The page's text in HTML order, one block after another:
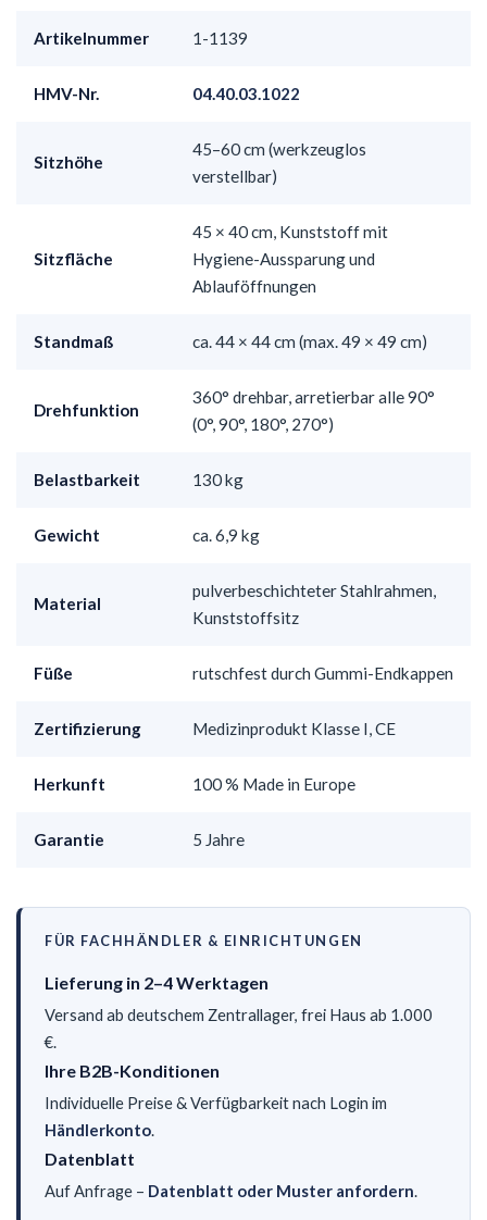
Artikelnummer 1-1139
HMV-Nr. 04.40.03.1022
Sitzhöhe
45–60 cm (werkzeuglos
verstellbar)
Sitzfläche
45 × 40 cm, Kunststoff mit
Hygiene-Aussparung und
Ablauföffnungen
Standmaß ca. 44 × 44 cm (max. 49 × 49 cm)
Drehfunktion
360° drehbar, arretierbar alle 90°
(0°, 90°, 180°, 270°)
Belastbarkeit 130 kg
Gewicht ca. 6,9 kg
Material
pulverbeschichteter Stahlrahmen,
Kunststoffsitz
Füße rutschfest durch Gummi-Endkappen
Zertifizierung Medizinprodukt Klasse I, CE
Herkunft 100 % Made in Europe
Garantie 5 Jahre
FÜR FACHHÄNDLER & EINRICHTUNGEN
Lieferung in 2–4 Werktagen
Versand ab deutschem Zentrallager, frei Haus ab 1.000
€.
Ihre B2B-Konditionen
Individuelle Preise & Verfügbarkeit nach Login im
Händlerkonto.
Datenblatt
Auf Anfrage – Datenblatt oder Muster anfordern.